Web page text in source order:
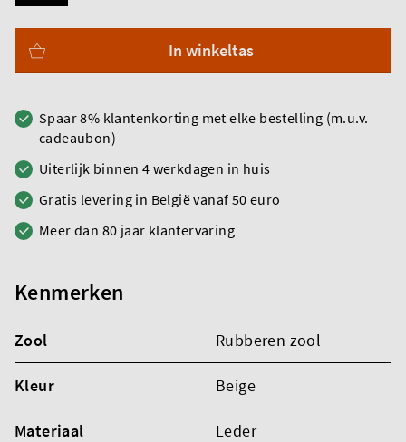
In winkeltas
Spaar 8% klantenkorting met elke bestelling (m.u.v.
cadeaubon)
Uiterlijk binnen 4 werkdagen in huis
Gratis levering in België vanaf 50 euro
Meer dan 80 jaar klantervaring
Kenmerken
Zool Rubberen zool
Kleur Beige
Materiaal Leder